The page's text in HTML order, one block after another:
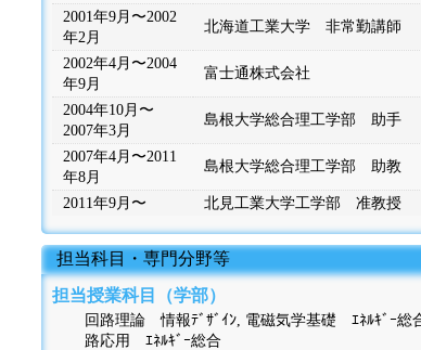
2001年9月〜2002
年2月
北海道工業大学 非常勤講師
2002年4月〜2004
年9月
富士通株式会社
2004年10月〜
2007年3月
島根大学総合理工学部 助手
2007年4月〜2011
年8月
島根大学総合理工学部 助教
2011年9月〜 北見工業大学工学部 准教授
担当科目・専門分野等
担当授業科目（学部）
回路理論 情報ﾃﾞｻﾞｲﾝ, 電磁気学基礎 ｴﾈﾙｷﾞｰ
路応用 ｴﾈﾙｷﾞｰ総合